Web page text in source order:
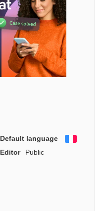
Default language
Editor
Public